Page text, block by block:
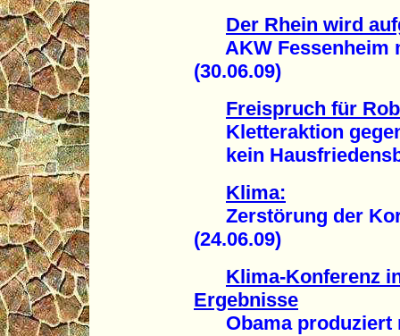
Der Rhein wird
AKW Fessenheim
(30.06.09)
Freispruch für
Kletteraktion
kein
Klima:
Zerstörung der
(24.06.09)
Klima-Konferenz
Ergebnisse
Obama produziert